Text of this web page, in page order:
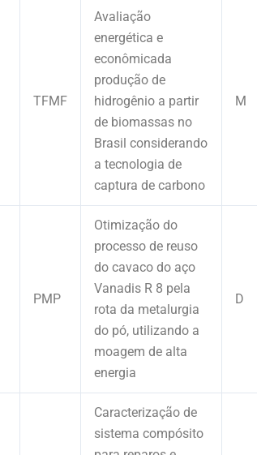
TFMF
Avaliação
energética e
econômicada
produção de
hidrogênio a partir
de biomassas no
Brasil considerando
a tecnologia de
captura de carbono
M
PMP
Otimização do
processo de reuso
do cavaco do aço
Vanadis R 8 pela
rota da metalurgia
do pó, utilizando a
moagem de alta
energia
D
Caracterização de
sistema compósito